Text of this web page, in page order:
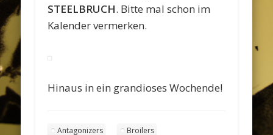
STEELBRUCH. Bitte mal schon im
Kalender vermerken.
Hinaus in ein grandioses Wochende!
Antagonizers Broilers